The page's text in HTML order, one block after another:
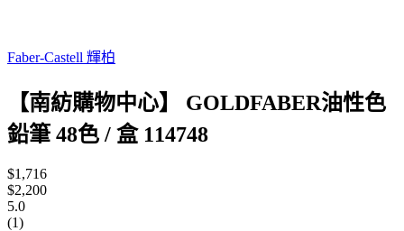
Faber-Castell 輝柏
【南紡購物中心】 GOLDFABER油性色
鉛筆 48色 / 盒 114748
$1,716
$2,200
5.0
(1)